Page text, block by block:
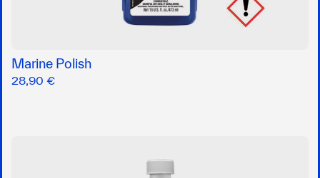
Marine Polish
28,90 €